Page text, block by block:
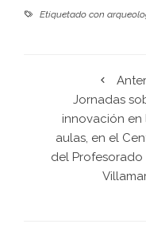
Etiquetado con
Jornadas
innovación en
aulas, en el
del Profesorado